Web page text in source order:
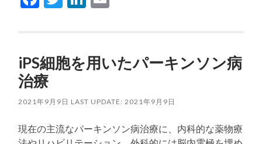
iPS細胞を用いたパーキンソン病
治療
2021年9月9日 LAST UPDATE: 2021年9月9日
現在の主流なパーキンソン病治療に、内科的な薬物療